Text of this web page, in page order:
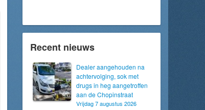
Recent nieuws
Dealer aangehouden na
achtervolging, sok met
drugs in heg aangetroffen
aan de Chopinstraat
Vrijdag 7 augustus 2026